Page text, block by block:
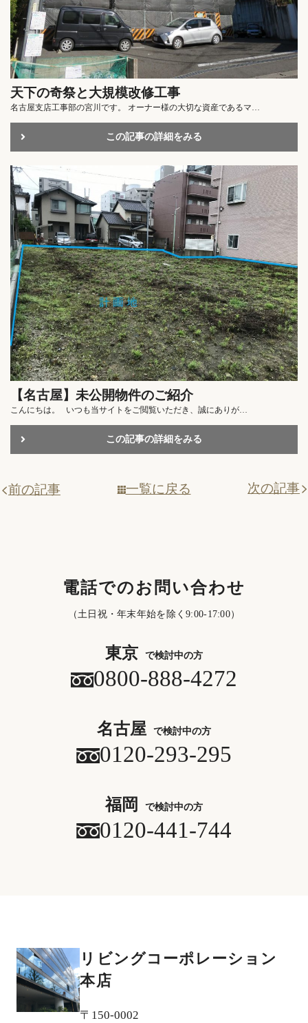
天下の奇祭と大規模改修工事
名古屋支店工事部の宮川です。 オーナー様の大切な資産であるマ…
この記事の詳細をみる
【名古屋】未公開物件のご紹介
こんにちは。 いつも当サイトをご閲覧いただき、誠にありが…
この記事の詳細をみる
前の記事 一覧に戻る 次の記事
電話でのお問い合わせ
（土日祝・年末年始を除く9:00-17:00）
東京 で検討中の方
0800-888-4272
名古屋 で検討中の方
0120-293-295
福岡 で検討中の方
0120-441-744
リビングコーポレーション
本店
〒150-0002